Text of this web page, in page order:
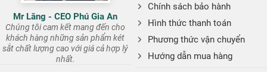
Mr Lăng - CEO Phú Gia An
Chúng tôi cam kết mang đến cho
khách hàng những sản phẩm két
sắt chất lượng cao với giá cả hợp lý
nhất.
Chính sách bảo hành
Hình thức thanh toán
Phương thức vận chuyển
Hướng dẫn mua hàng